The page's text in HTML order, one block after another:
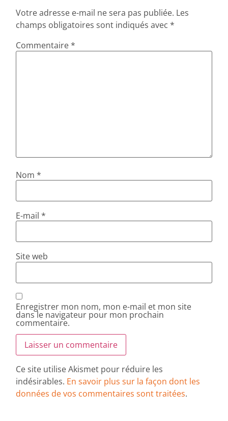
Votre adresse e-mail ne sera pas publiée. Les
champs obligatoires sont indiqués avec*
Commentaire*
Nom*
E-mail*
Site web
Enregistrer mon nom, mon e-mail et mon site
dans le navigateur pour mon prochain
commentaire.
Ce site utilise Akismet pour réduire les
indésirables. En savoir plus sur la façon dont les
données de vos commentaires sont traitées.